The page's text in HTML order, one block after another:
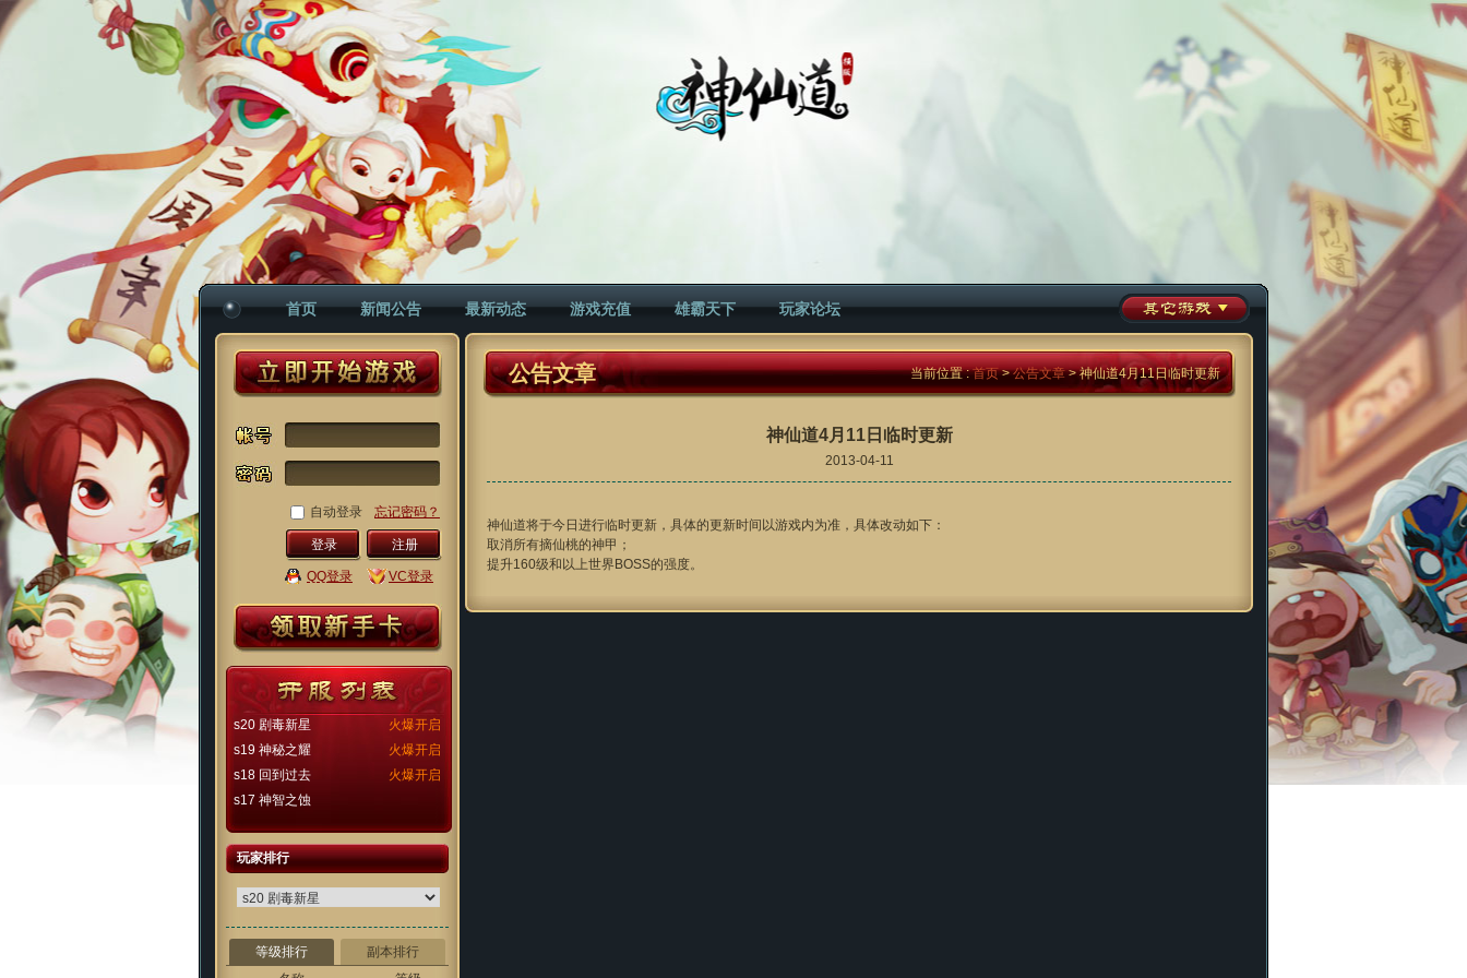
首页 新闻公告 最新动态 游戏充值 雄霸天下 玩家论坛
自动登录 忘记密码？
注册
QQ登录 VC登录
火爆开启
s20 剧毒新星
火爆开启
s19 神秘之耀
火爆开启
s18 回到过去
s17 神智之蚀
玩家排行
等级排行
副本排行
公告文章 当前位置 :首页>公告文章> 神仙道4月11日临时更新
神仙道4月11日临时更新
2013-04-11
神仙道将于今日进行临时更新，具体的更新时间以游戏内为准，具体改动如下：
取消所有摘仙桃的神甲；
提升160级和以上世界BOSS的强度。